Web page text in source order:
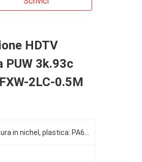
HDTV
PUW 3k.93c
2LC-0.5M